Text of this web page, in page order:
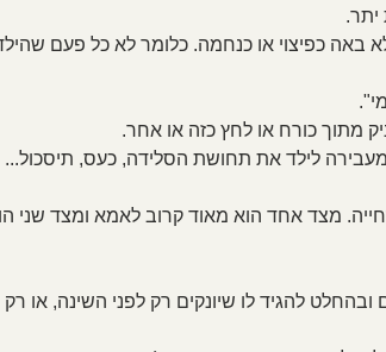
יתר.
באה כפיצוי או כנחמה. כלומר לא כל פעם
מתוך כורח או לחץ כזה או אחר.
לילד את תחושת הסלידה, כעס, תיסכול...
מצד אחד הוא מאוד קרוב לאמא ומצד שני
להגיד לו שיונקים רק לפני השינה, או